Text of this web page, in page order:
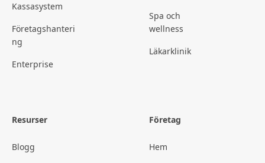
Kassasystem
Företagshanteri
ng
Enterprise
Spa och
wellness
Läkarklinik
Resurser
Blogg
Företag
Hem